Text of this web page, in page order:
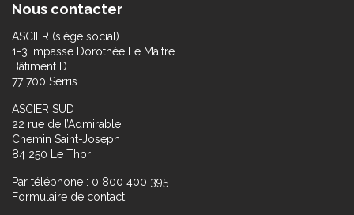
Nous contacter
ASCIER (siège social)
1-3 impasse Dorothée Le Maitre
Bâtiment D
77 700 Serris
ASCIER SUD
22 rue de l’Admirable,
Chemin Saint-Joseph
84 250 Le Thor
Par téléphone : 0 800 400 395
Formulaire de contact